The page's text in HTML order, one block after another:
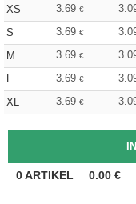
XS 3.69 €
S
3.69 €
M
3.69 €
L
3.69 €
XL
3.69 €
0ARTIKEL 0.00 €